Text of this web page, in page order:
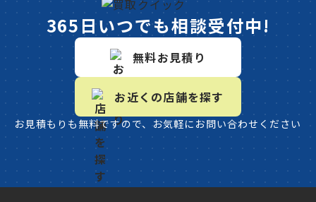
365日いつでも相談受付中!
無料お見積り
お近くの店舗を探す
お見積もりも無料ですので、お気軽にお問い合わせください